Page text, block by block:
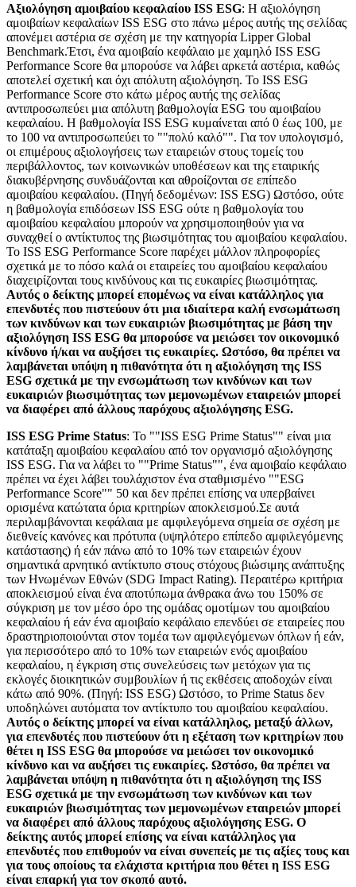
Αξιολόγηση αμοιβαίου κεφαλαίου ISS ESG: Η αξιολόγηση
αμοιβαίων κεφαλαίων ISS ESG στο πάνω μέρος αυτής της σελίδας
απονέμει αστέρια σε σχέση με την κατηγορία Lipper Global
Benchmark.Έτσι, ένα αμοιβαίο κεφάλαιο με χαμηλό ISS ESG
Performance Score θα μπορούσε να λάβει αρκετά αστέρια, καθώς
αποτελεί σχετική και όχι απόλυτη αξιολόγηση. Το ISS ESG
Performance Score στο κάτω μέρος αυτής της σελίδας
αντιπροσωπεύει μια απόλυτη βαθμολογία ESG του αμοιβαίου
κεφαλαίου. Η βαθμολογία ISS ESG κυμαίνεται από 0 έως 100, με
το 100 να αντιπροσωπεύει το ""πολύ καλό"". Για τον υπολογισμό,
οι επιμέρους αξιολογήσεις των εταιρειών στους τομείς του
περιβάλλοντος, των κοινωνικών υποθέσεων και της εταιρικής
διακυβέρνησης συνδυάζονται και αθροίζονται σε επίπεδο
αμοιβαίου κεφαλαίου. (Πηγή δεδομένων: ISS ESG) Ωστόσο, ούτε
η βαθμολογία επιδόσεων ISS ESG ούτε η βαθμολογία του
αμοιβαίου κεφαλαίου μπορούν να χρησιμοποιηθούν για να
συναχθεί ο αντίκτυπος της βιωσιμότητας του αμοιβαίου κεφαλαίου.
Το ISS ESG Performance Score παρέχει μάλλον πληροφορίες
σχετικά με το πόσο καλά οι εταιρείες του αμοιβαίου κεφαλαίου
διαχειρίζονται τους κινδύνους και τις ευκαιρίες βιωσιμότητας.
Αυτός ο δείκτης μπορεί επομένως να είναι κατάλληλος για
επενδυτές που πιστεύουν ότι μια ιδιαίτερα καλή ενσωμάτωση
των κινδύνων και των ευκαιριών βιωσιμότητας με βάση την
αξιολόγηση ISS ESG θα μπορούσε να μειώσει τον οικονομικό
κίνδυνο ή/και να αυξήσει τις ευκαιρίες. Ωστόσο, θα πρέπει να
λαμβάνεται υπόψη η πιθανότητα ότι η αξιολόγηση της ISS
ESG σχετικά με την ενσωμάτωση των κινδύνων και των
ευκαιριών βιωσιμότητας των μεμονωμένων εταιρειών μπορεί
να διαφέρει από άλλους παρόχους αξιολόγησης ESG.
ISS ESG Prime Status: Το ""ISS ESG Prime Status"" είναι μια
κατάταξη αμοιβαίου κεφαλαίου από τον οργανισμό αξιολόγησης
ISS ESG. Για να λάβει το ""Prime Status"", ένα αμοιβαίο κεφάλαιο
πρέπει να έχει λάβει τουλάχιστον ένα σταθμισμένο ""ESG
Performance Score"" 50 και δεν πρέπει επίσης να υπερβαίνει
ορισμένα κατώτατα όρια κριτηρίων αποκλεισμού.Σε αυτά
περιλαμβάνονται κεφάλαια με αμφιλεγόμενα σημεία σε σχέση με
διεθνείς κανόνες και πρότυπα (υψηλότερο επίπεδο αμφιλεγόμενης
κατάστασης) ή εάν πάνω από το 10% των εταιρειών έχουν
σημαντικά αρνητικό αντίκτυπο στους στόχους βιώσιμης ανάπτυξης
των Ηνωμένων Εθνών (SDG Impact Rating). Περαιτέρω κριτήρια
αποκλεισμού είναι ένα αποτύπωμα άνθρακα άνω του 150% σε
σύγκριση με τον μέσο όρο της ομάδας ομοτίμων του αμοιβαίου
κεφαλαίου ή εάν ένα αμοιβαίο κεφάλαιο επενδύει σε εταιρείες που
δραστηριοποιούνται στον τομέα των αμφιλεγόμενων όπλων ή εάν,
για περισσότερο από το 10% των εταιρειών ενός αμοιβαίου
κεφαλαίου, η έγκριση στις συνελεύσεις των μετόχων για τις
εκλογές διοικητικών συμβουλίων ή τις εκθέσεις αποδοχών είναι
κάτω από 90%. (Πηγή: ISS ESG) Ωστόσο, το Prime Status δεν
υποδηλώνει αυτόματα τον αντίκτυπο του αμοιβαίου κεφαλαίου.
Αυτός ο δείκτης μπορεί να είναι κατάλληλος, μεταξύ άλλων,
για επενδυτές που πιστεύουν ότι η εξέταση των κριτηρίων που
θέτει η ISS ESG θα μπορούσε να μειώσει τον οικονομικό
κίνδυνο και να αυξήσει τις ευκαιρίες. Ωστόσο, θα πρέπει να
λαμβάνεται υπόψη η πιθανότητα ότι η αξιολόγηση της ISS
ESG σχετικά με την ενσωμάτωση των κινδύνων και των
ευκαιριών βιωσιμότητας των μεμονωμένων εταιρειών μπορεί
να διαφέρει από άλλους παρόχους αξιολόγησης ESG. Ο
δείκτης αυτός μπορεί επίσης να είναι κατάλληλος για
επενδυτές που επιθυμούν να είναι συνεπείς με τις αξίες τους και
για τους οποίους τα ελάχιστα κριτήρια που θέτει η ISS ESG
είναι επαρκή για τον σκοπό αυτό.